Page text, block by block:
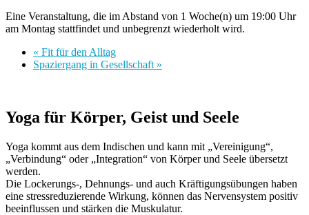
Eine Veranstaltung, die im Abstand von 1 Woche(n) um 19:00 Uhr
am Montag stattfindet und unbegrenzt wiederholt wird.
« Fit für den Alltag
Spaziergang in Gesellschaft »
Yoga für Körper, Geist und Seele
Yoga kommt aus dem Indischen und kann mit „Vereinigung“,
„Verbindung“ oder „Integration“ von Körper und Seele übersetzt
werden.
Die Lockerungs-, Dehnungs- und auch Kräftigungsübungen haben
eine stressreduzierende Wirkung, können das Nervensystem positiv
beeinflussen und stärken die Muskulatur.